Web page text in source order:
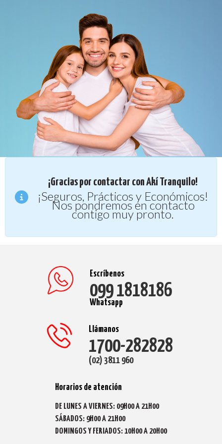
¡Gracias por contactar con Akí Tranquilo!
¡Seguros, Prácticos y Económicos!
Nos pondremos en contacto
contigo muy pronto.
Escríbenos
099 1818186
Whatsapp
Llámanos
1700-282828
(02) 3811 960
Horarios de atención
DE LUNES A VIERNES: 09H00 A 21H00
SÁBADOS: 9H00 A 21H00
DOMINGOS Y FERIADOS: 10H00 A 20H00